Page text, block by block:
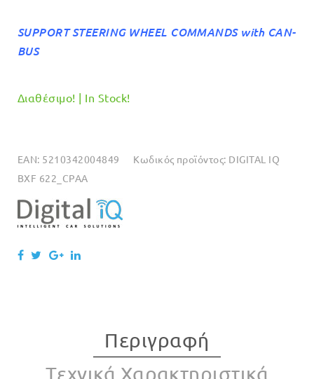
SUPPORT STEERING WHEEL COMMANDS with CAN-
BUS
Διαθέσιμο! | In Stock!
EAN: 5210342004849 Κωδικός προϊόντος: DIGITAL IQ
BXF 622_CPAA
Περιγραφή
Tεχνικά Χαρακτηριστικά